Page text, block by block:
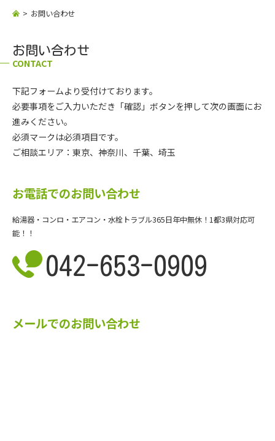
お問い合わせ
お問い合わせ
CONTACT
下記フォームより受付けております。
必要事項をご入力いただき「確認」ボタンを押して次の画面にお
進みください。
必須マークは必須項目です。
ご相談エリア：東京、神奈川、千葉、埼玉
お電話でのお問い合わせ
給湯器・コンロ・エアコン・水栓トラブル365日年中無休！1都3県対応可
能！！
042-653-0909
メールでのお問い合わせ